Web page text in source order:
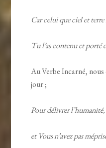
Car celui que ciel et terre
Tu l’as contenu et porté
Au Verbe Incarné, nous
jour ;
Pour délivrer
et Vous n’avez pas